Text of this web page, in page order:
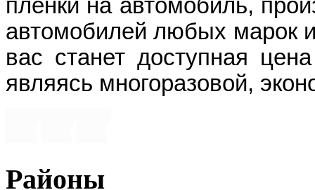
пленки на автомобиль,
автомобилей любых марок
вас станет доступная
являясь многоразовой,
Районы